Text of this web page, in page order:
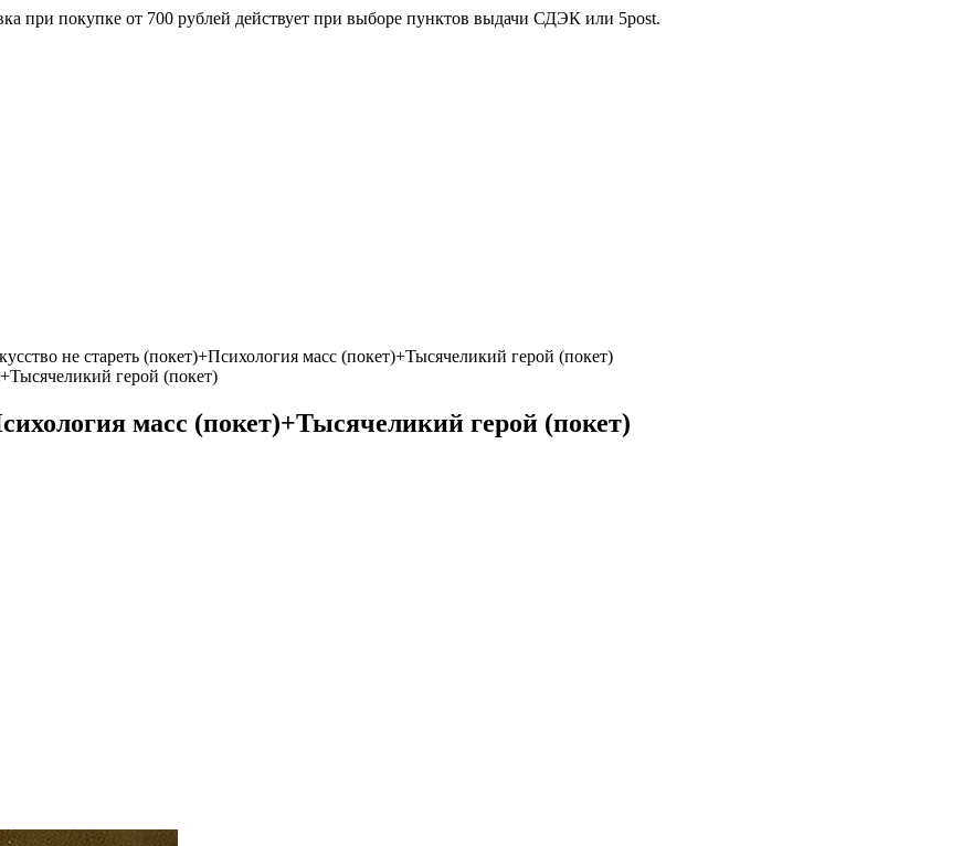
при покупке от 700 рублей действует при выборе пунктов выдачи СДЭК или 5post.
не стареть (покет)+Психология масс (покет)+Тысячеликий герой (покет)
масс (покет)+Тысячеликий герой (покет)